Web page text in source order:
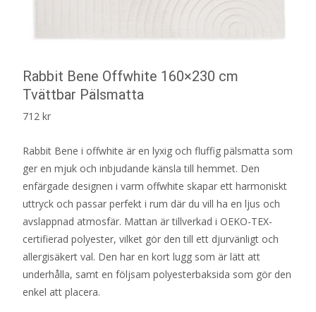
Rabbit Bene Offwhite 160×230 cm
Tvättbar Pälsmatta
712 kr
Rabbit Bene i offwhite är en lyxig och fluffig pälsmatta som
ger en mjuk och inbjudande känsla till hemmet. Den
enfärgade designen i varm offwhite skapar ett harmoniskt
uttryck och passar perfekt i rum där du vill ha en ljus och
avslappnad atmosfär. Mattan är tillverkad i OEKO-TEX-
certifierad polyester, vilket gör den till ett djurvänligt och
allergisäkert val. Den har en kort lugg som är lätt att
underhålla, samt en följsam polyesterbaksida som gör den
enkel att placera.